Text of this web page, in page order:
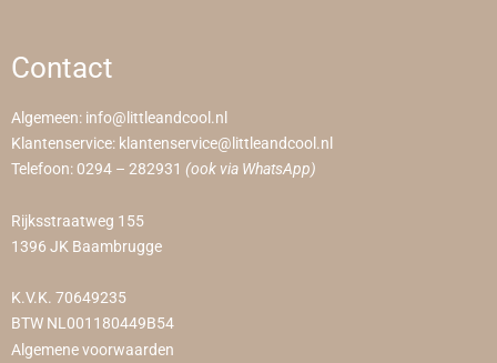
Contact
Algemeen: info@littleandcool.nl
Klantenservice: klantenservice@littleandcool.nl
Telefoon: 0294 – 282931 (ook via WhatsApp)
Rijksstraatweg 155
1396 JK Baambrugge
K.V.K. 70649235
BTW NL001180449B54
Algemene voorwaarden